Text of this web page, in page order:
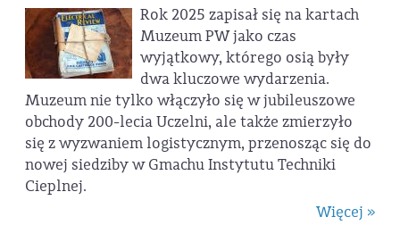
Rok 2025 zapisał się na kartach
Muzeum PW jako czas
wyjątkowy, którego osią były
dwa kluczowe wydarzenia.
Muzeum nie tylko włączyło się w jubileuszowe
obchody 200-lecia Uczelni, ale także zmierzyło
się z wyzwaniem logistycznym, przenosząc się do
nowej siedziby w Gmachu Instytutu Techniki
Cieplnej.
Więcej »